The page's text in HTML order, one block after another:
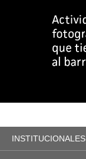
INSTITUCIONALES